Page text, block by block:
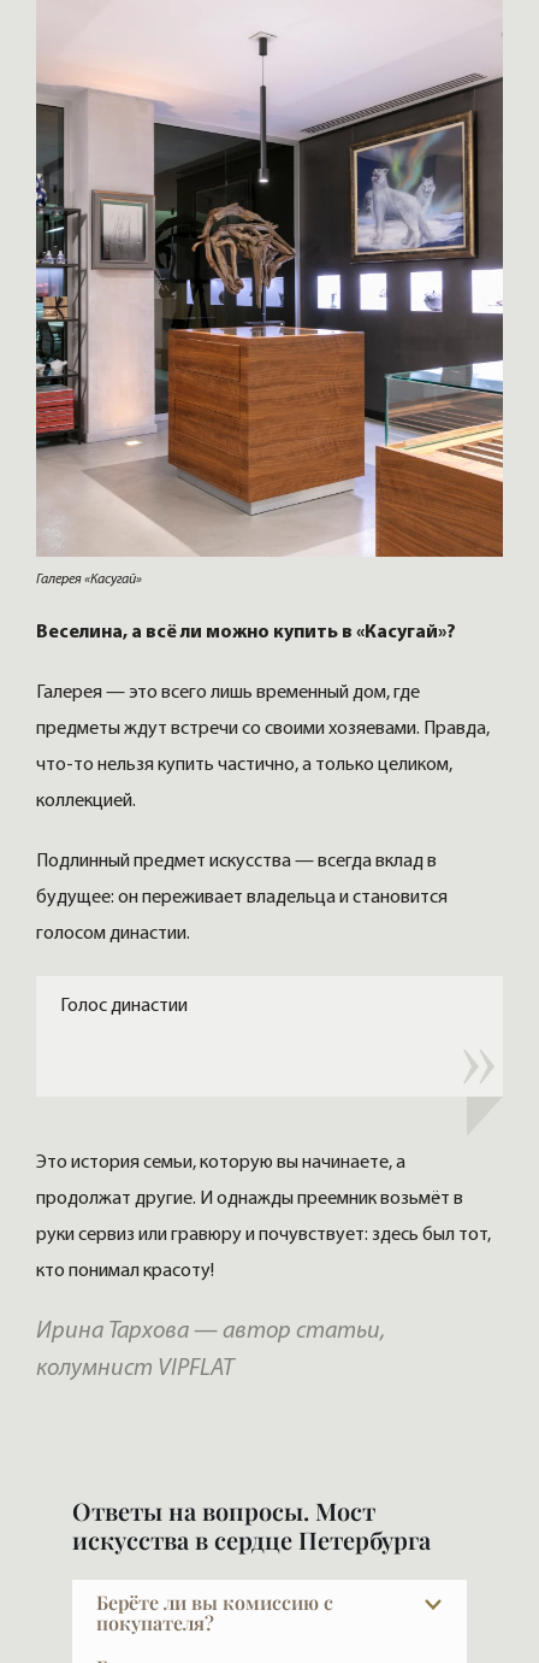
Галерея «Касугай»
Веселина, а всё ли можно купить в «Касугай»?
Галерея — это всего лишь временный дом, где
предметы ждут встречи со своими хозяевами. Правда,
что-то нельзя купить частично, а только целиком,
коллекцией.
Подлинный предмет искусства — всегда вклад в
будущее: он переживает владельца и становится
голосом династии.
Голос династии
Это история семьи, которую вы начинаете, а
продолжат другие. И однажды преемник возьмёт в
руки сервиз или гравюру и почувствует: здесь был тот,
кто понимал красоту!
Ирина Тархова — автор статьи,
колумнист VIPFLAT
Ответы на вопросы. Мост
искусства в сердце Петербурга
Берёте ли вы комиссию с
покупателя?
При покупке в новых проектах — нет.